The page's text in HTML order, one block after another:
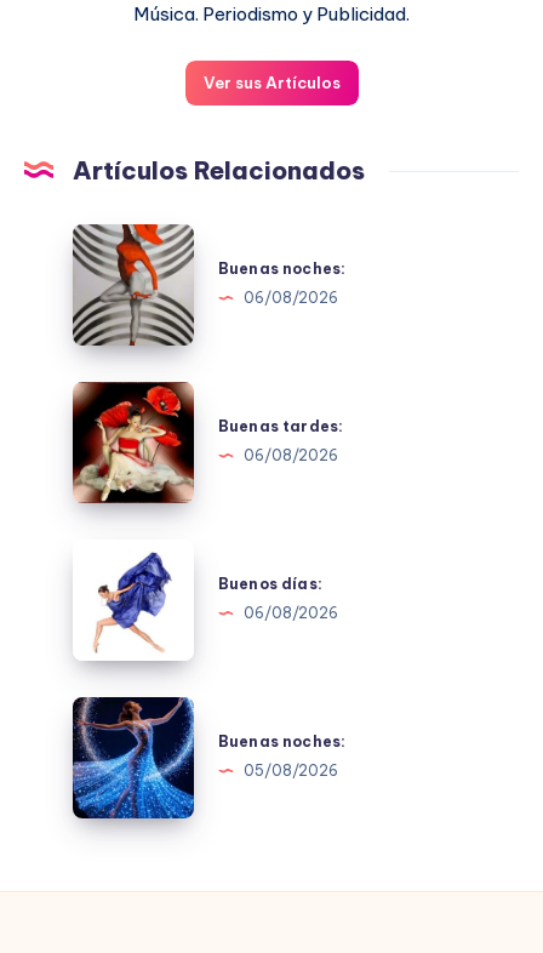
Música. Periodismo y Publicidad.
Ver sus Artículos
Artículos Relacionados
Buenas
noches:
Buenas noches:
06/08/2026
Buenas
tardes:
Buenas tardes:
06/08/2026
días:
Buenos días:
06/08/2026
Buenas
noches:
Buenas noches:
05/08/2026